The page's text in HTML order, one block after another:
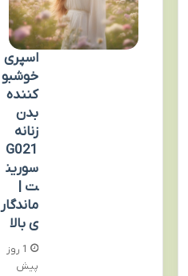
اسپری
خوشبو
کننده
بدن
زنانه
G021
سورین
ت |
ماندگار
ی بالا
1 روز
پیش